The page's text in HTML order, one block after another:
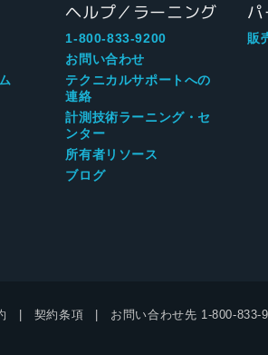
ヘルプ／ラーニング
1-800-833-9200
お問い合わせ
テクニカルサポートへの
連絡
計測技術ラーニング・セ
ンター
所有者リソース
ブログ
販
契約条項 お問い合わせ先 1-800-833-